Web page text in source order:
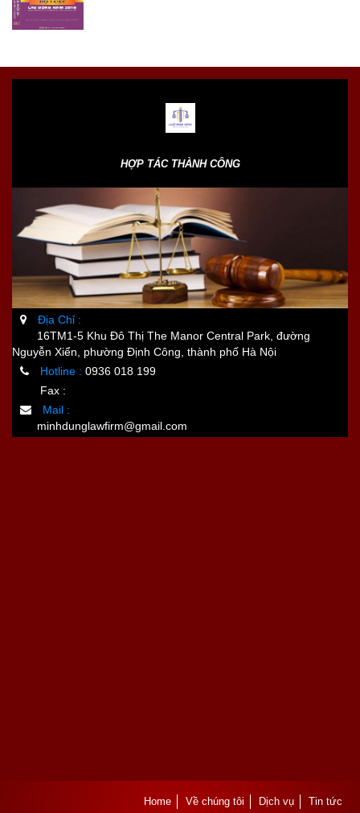
HỢP TÁC THÀNH CÔNG
Địa Chỉ :
16TM1-5 Khu Đô Thị The Manor Central Park, đường
Nguyễn Xiển, phường Định Công, thành phố Hà Nội
Hotline : 0936 018 199
Fax :
Mail :
minhdunglawfirm@gmail.com
Home Về chúng tôi Dịch vụ Tin tức